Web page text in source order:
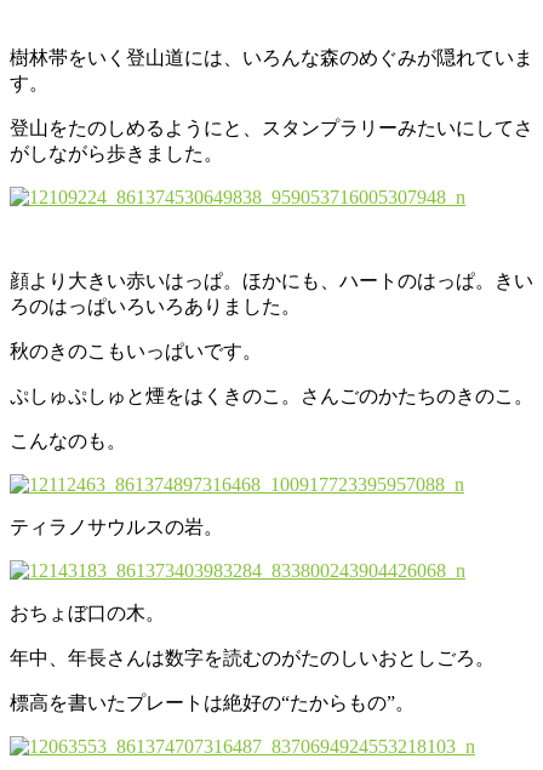
樹林帯をいく登山道には、いろんな森のめぐみが隠れていま
す。
登山をたのしめるようにと、スタンプラリーみたいにしてさ
がしながら歩きました。
顔より大きい赤いはっぱ。ほかにも、ハートのはっぱ。きい
ろのはっぱいろいろありました。
秋のきのこもいっぱいです。
ぷしゅぷしゅと煙をはくきのこ。さんごのかたちのきのこ。
こんなのも。
ティラノサウルスの岩。
おちょぼ口の木。
年中、年長さんは数字を読むのがたのしいおとしごろ。
標高を書いたプレートは絶好の“たからもの”。